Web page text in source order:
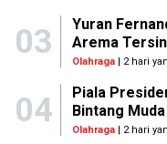
03
Yuran
Arema
Olahraga| 2 hari
04
Piala
Bintang
Olahraga| 2 hari